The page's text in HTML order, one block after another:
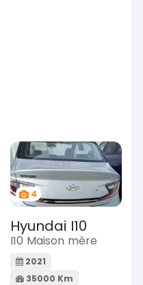
4
Hyundai I10
I10 Maison mère
2021
35000 Km